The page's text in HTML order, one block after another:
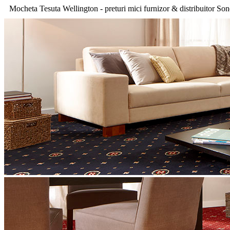
Mocheta Tesuta Wellington - preturi mici furnizor & distribuitor